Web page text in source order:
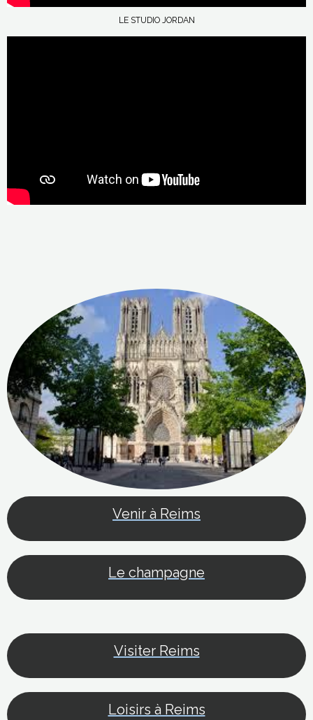
LE STUDIO JORDAN
Venir à Reims
Le champagne
Visiter Reims
Loisirs à Reims